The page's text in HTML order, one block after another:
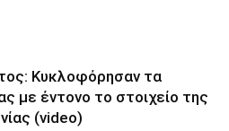
Κυκλοφόρησαν τα
με έντονο το στοιχείο της
(video)